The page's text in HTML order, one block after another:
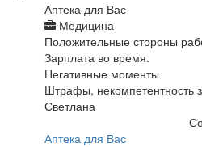
Аптека для Вас
Медицина
Положительные стороны
Зарплата во время.
Негативные моменты
Штрафы, некомпетентность
Светлана
Аптека для Вас